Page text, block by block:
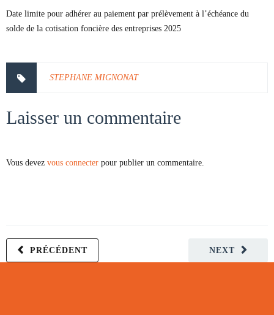
Date limite pour adhérer au paiement par prélèvement à l’échéance du
solde de la cotisation foncière des entreprises 2025
STEPHANE MIGNONAT
Laisser un commentaire
Vous devez vous connecter pour publier un commentaire.
NEXT
PRÉCÉDENT